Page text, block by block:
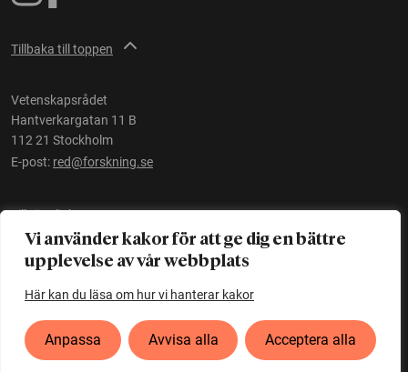
Vi använder kakor för att ge dig en bättre
upplevelse av vår webbplats
Här kan du läsa om hur vi hanterar kakor
Anpassa Avvisa alla Acceptera alla
Tillbaka till toppen
Vetenskapsrådet
Hantverkargatan 11 B
112 21 Stockholm
E-post: red@forskning.se
Tillgänglighet
Ett initiativ avVetenskapsrådet